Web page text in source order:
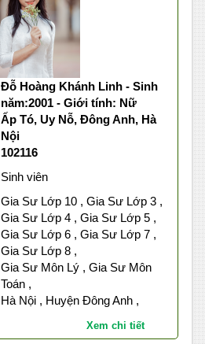
Đỗ Hoàng Khánh Linh - Sinh
năm:2001 - Giới tính: Nữ
Ấp Tó, Uy Nỗ, Đông Anh, Hà
Nội
102116
Sinh viên
Gia Sư Lớp 10 , Gia Sư Lớp 3 ,
Gia Sư Lớp 4 , Gia Sư Lớp 5 ,
Gia Sư Lớp 6 , Gia Sư Lớp 7 ,
Gia Sư Lớp 8 ,
Gia Sư Môn Lý , Gia Sư Môn
Toán ,
Hà Nội , Huyện Đông Anh ,
Xem chi tiết